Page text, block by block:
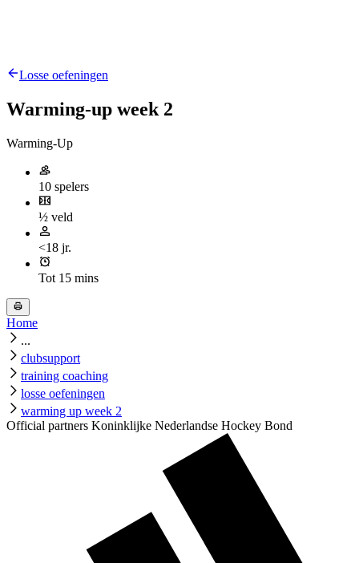
Losse oefeningen
Warming-up week 2
Warming-Up
10 spelers
½ veld
<18 jr.
Tot 15 mins
Home
...
clubsupport
training coaching
losse oefeningen
warming up week 2
Official partners Koninklijke Nederlandse Hockey Bond